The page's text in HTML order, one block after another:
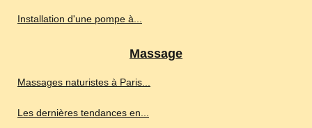
Installation d'une pompe à...
Massage
Massages naturistes à Paris...
Les dernières tendances en...